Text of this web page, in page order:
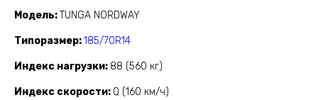
Модель TUNGA NORDWAY
Типоразмер 185/70R14
Индекс нагрузки 88 (560 кг)
Индекс скорости Q (160 км/ч)